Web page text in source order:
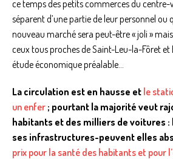
ce temps des petits commerces du centre-
séparent d’une partie de leur personnel ou
nouveau marché sera peut-être « joli »
ceux tous proches de Saint-Leu-la-Fôret
étude économique préalable…
La circulation est en hausse et le
un enfer ; pourtant la majorité veut
habitants et des milliers de voitures :
ses infrastructures-peuvent elles
prix pour la santé des habitants et pour